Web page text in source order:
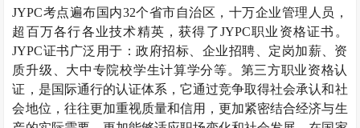
JYPC考点遍布国内32个省市自治区，十万企业管理人员，
超百万各行各业技术精英，获得了JYPC职业资格证书。
JYPC证书广泛用于：政府招标、企业招聘、定岗加薪、资
质升级、大中专院校学生计算学分等。第三方职业资格认
证，是国际通行的认证体系，它通过竞争取得社会承认和社
会地位，往往更加重视质量和信用，更加紧密结合经济与生